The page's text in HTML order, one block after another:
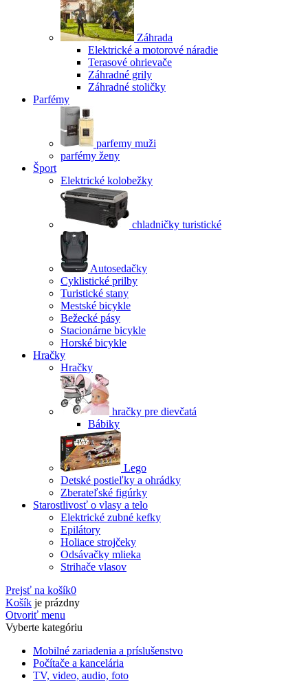
Záhrada
Elektrické a motorové náradie
Terasové ohrievače
Záhradné grily
Záhradné stoličky
Parfémy
parfemy muži
parfémy ženy
Šport
Elektrické kolobežky
chladničky turistické
Autosedačky
Cyklistické prilby
Turistické stany
Mestské bicykle
Bežecké pásy
Stacionárne bicykle
Horské bicykle
Hračky
Hračky
hračky pre dievčatá
Bábiky
Lego
Detské postieľky a ohrádky
Zberateľské figúrky
Starostlivosť o vlasy a telo
Elektrické zubné kefky
Epilátory
Holiace strojčeky
Odsávačky mlieka
Strihače vlasov
Prejsť na košík0
Košík je prázdny
Otvoriť menu
Vyberte kategóriu
Mobilné zariadenia a príslušenstvo
Počítače a kancelária
TV, video, audio, foto